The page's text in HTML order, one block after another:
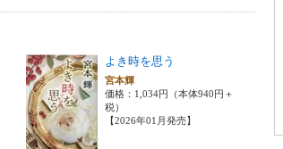
よき時を思う
宮本輝
価格：1,034円（本体940円＋
税）
【2026年01月発売】